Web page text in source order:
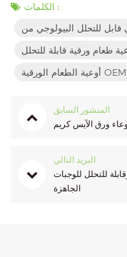
الكلمات :
طعام ورقية قابلة للتحلل
أوعية الطعام الورقية OEM
المنشور السابق
البريد التالي
للتحلل للوجبات
الجاهزة